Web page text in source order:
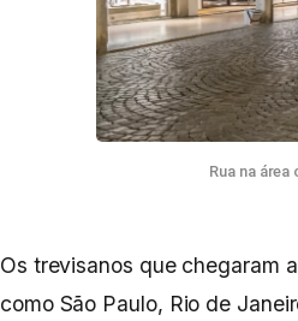
Rua na
Os trevisanos que chegaram
como São Paulo, Rio de